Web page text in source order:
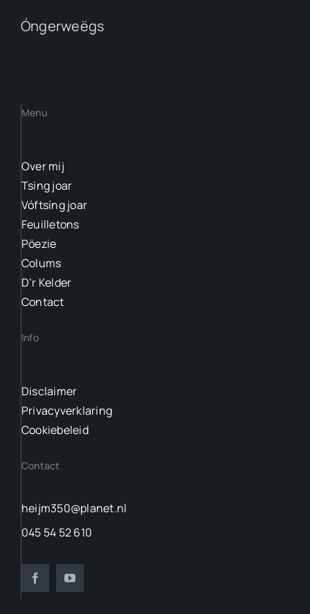
Óngerweëgs
Menu
Over mij
Tsing joar
Vóftsíng joar
Feuilletons
Pöezie
Colums
D’r Kelder
Contact
Info
Disclaimer
Privacyverklaring
Cookiebeleid
Contact
heijm350@planet.nl
045 54 52 610